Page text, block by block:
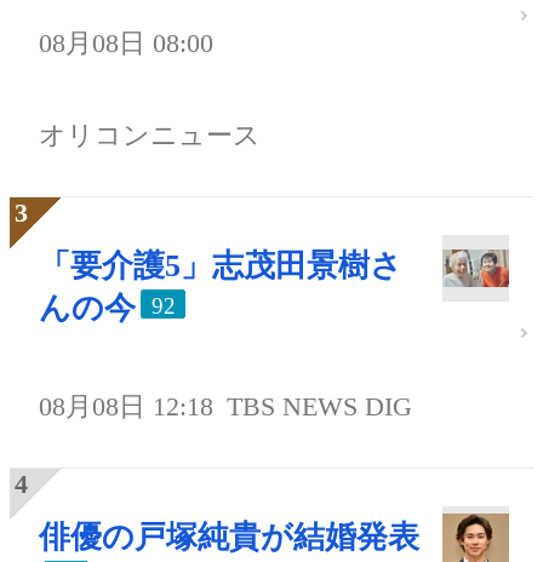
08月08日 08:00
オリコンニュース
「要介護5」志茂田景樹さ
んの今
92
08月08日 12:18 TBS NEWS DIG
俳優の戸塚純貴が結婚発表